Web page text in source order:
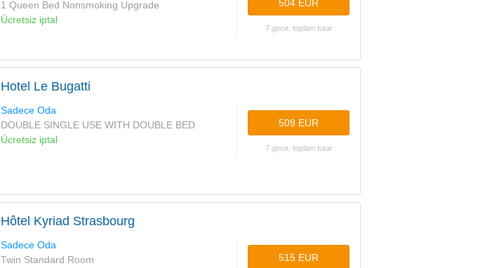
1 Queen Bed Nonsmoking Upgrade
Ücretsiz iptal
504 EUR
7 gece, toplam tutar
Hotel Le Bugatti
Sadece Oda
DOUBLE SINGLE USE WITH DOUBLE BED
Ücretsiz iptal
509 EUR
7 gece, toplam tutar
Hôtel Kyriad Strasbourg
Sadece Oda
Twin Standard Room
515 EUR